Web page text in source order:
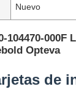
Nuevo
104470-
Opteva
de